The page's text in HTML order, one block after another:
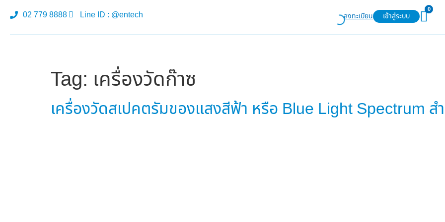
02 779 8888 Line ID : @entech ลงทะเบียน เข้าสู่ระบบ
0
Tag: เครื่องวัดก๊าซ
เครื่องวัดสเปคตรัมของแสงสีฟ้า หรือ Blue Light Spectrum ส